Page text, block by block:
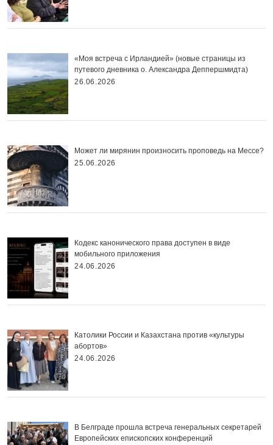
«Моя встреча с Ирландией» (новые страницы из
путевого дневника о. Александра Деппершмидта)
26.06.2026
Может ли мирянин произносить проповедь на Мессе?
25.06.2026
Кодекс канонического права доступен в виде
мобильного приложения
24.06.2026
Католики России и Казахстана против «культуры
абортов»
24.06.2026
В Белграде прошла встреча генеральных секретарей
Европейских епископских конференций